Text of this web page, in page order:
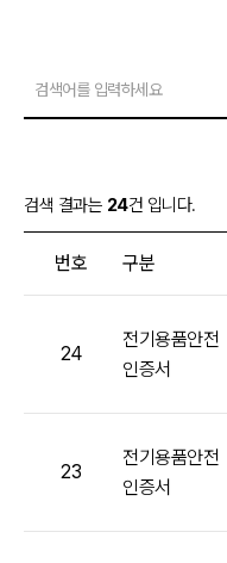
검색 결과는 24건 입니다.
번호 구분
24
전기용품안전
인증서
23
전기용품안전
인증서